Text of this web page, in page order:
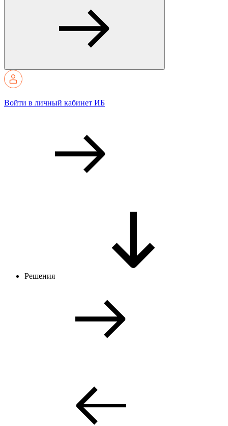
Войти в личный кабинет ИБ
Решения